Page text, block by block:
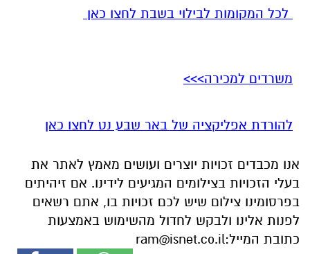
לכל המקומות לבילוי בשבת לחצו כאן
משרדים למכירה>>>
להורדת אפליקציה של באר שבע נט לחצו כאן
אנו מכבדים זכויות יוצרים ועושים מאמץ לאתר את
בעלי הזכויות בצילומים המגיעים לידינו. אם זיהיתים
בפרסומינו צילום שיש לכם זכויות בו, אתם רשאים
לפנות אלינו ולבקש לחדול מהשימוש באמצעות
כתובת המייל:ram@isnet.co.il